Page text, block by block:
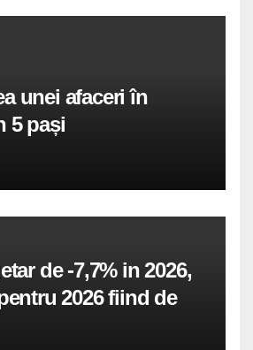
unei afaceri în
5 pași
de -7,7% in 2026,
2026 fiind de